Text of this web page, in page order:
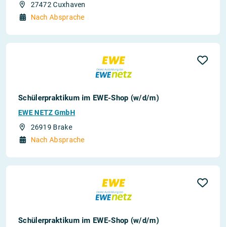
27472 Cuxhaven
Nach Absprache
Schülerpraktikum im EWE-Shop (w/d/m)
EWE NETZ GmbH
26919 Brake
Nach Absprache
Schülerpraktikum im EWE-Shop (w/d/m)